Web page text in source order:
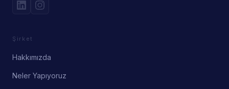
Şirket
Hakkımızda
Neler Yapıyoruz